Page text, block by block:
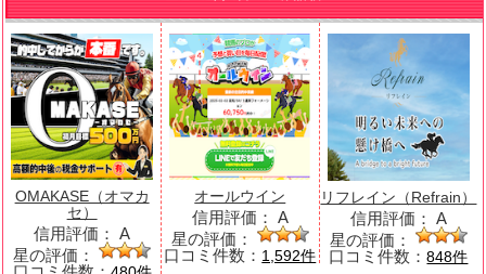
OMAKASE（オマカ
セ）
信用評価： A
星の評価：
オールウイン
信用評価： A
星の評価：
口コミ件数： 1,592件
リフレイン（Refrain）
信用評価： A
星の評価：
口コミ件数：848件